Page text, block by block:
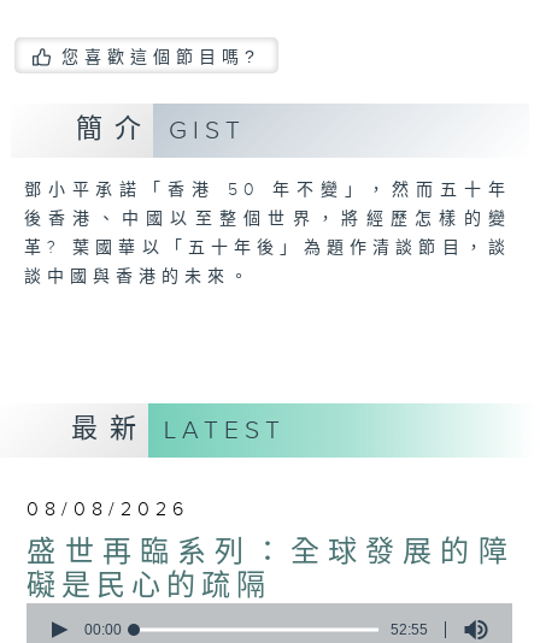
您喜歡這個節目嗎?
簡介 GIST
鄧小平承諾「香港 50 年不變」，然而五十年
後香港、中國以至整個世界，將經歷怎樣的變
革? 葉國華以「五十年後」為題作清談節目，談
談中國與香港的未來。
最新 LATEST
08/08/2026
盛世再臨系列：全球發展的障
礙是民心的疏隔
seconds
00:00 52:55